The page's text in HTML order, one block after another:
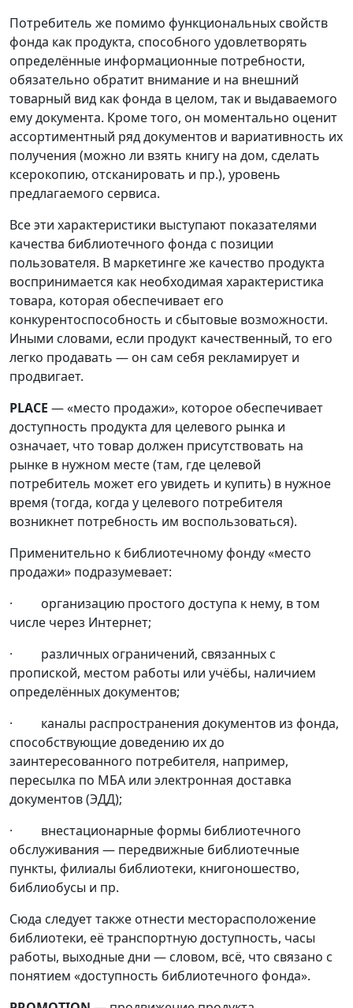
Потребитель же помимо функциональных свойств
фонда как продукта, способного удовлетворять
определённые информационные потребности,
обязательно обратит внимание и на внешний
товарный вид как фонда в целом, так и выдаваемого
ему документа. Кроме того, он моментально оценит
ассортиментный ряд документов и вариативность их
получения (можно ли взять книгу на дом, сделать
ксерокопию, отсканировать и пр.), уровень
предлагаемого сервиса.
Все эти характеристики выступают показателями
качества библиотечного фонда с позиции
пользователя. В маркетинге же качество продукта
воспринимается как необходимая характеристика
товара, которая обеспечивает его
конкурентоспособность и сбытовые возможности.
Иными словами, если продукт качественный, то его
легко продавать — он сам себя рекламирует и
продвигает.
PLACE — «место продажи», которое обеспечивает
доступность продукта для целевого рынка и
означает, что товар должен присутствовать на
рынке в нужном месте (там, где целевой
потребитель может его увидеть и купить) в нужное
время (тогда, когда у целевого потребителя
возникнет потребность им воспользоваться).
Применительно к библиотечному фонду «место
продажи» подразумевает:
· организацию простого доступа к нему, в том
числе через Интернет;
· различных ограничений, связанных с
пропиской, местом работы или учёбы, наличием
определённых документов;
· каналы распространения документов из фонда,
способствующие доведению их до
заинтересованного потребителя, например,
пересылка по МБА или электронная доставка
документов (ЭДД);
· внестационарные формы библиотечного
обслуживания — передвижные библиотечные
пункты, филиалы библиотеки, книгоношество,
библиобусы и пр.
Сюда следует также отнести месторасположение
библиотеки, её транспортную доступность, часы
работы, выходные дни — словом, всё, что связано с
понятием «доступность библиотечного фонда».